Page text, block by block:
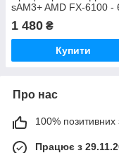
sAM3+ AMD FX-6100 -
ЯДЕР з 3.3-3,9 Ггц
FD6100WMW6KGU ) з
ГАРАНТІЄЮ
1 480 ₴
Купити
Про нас
100% позитивних
Працює з